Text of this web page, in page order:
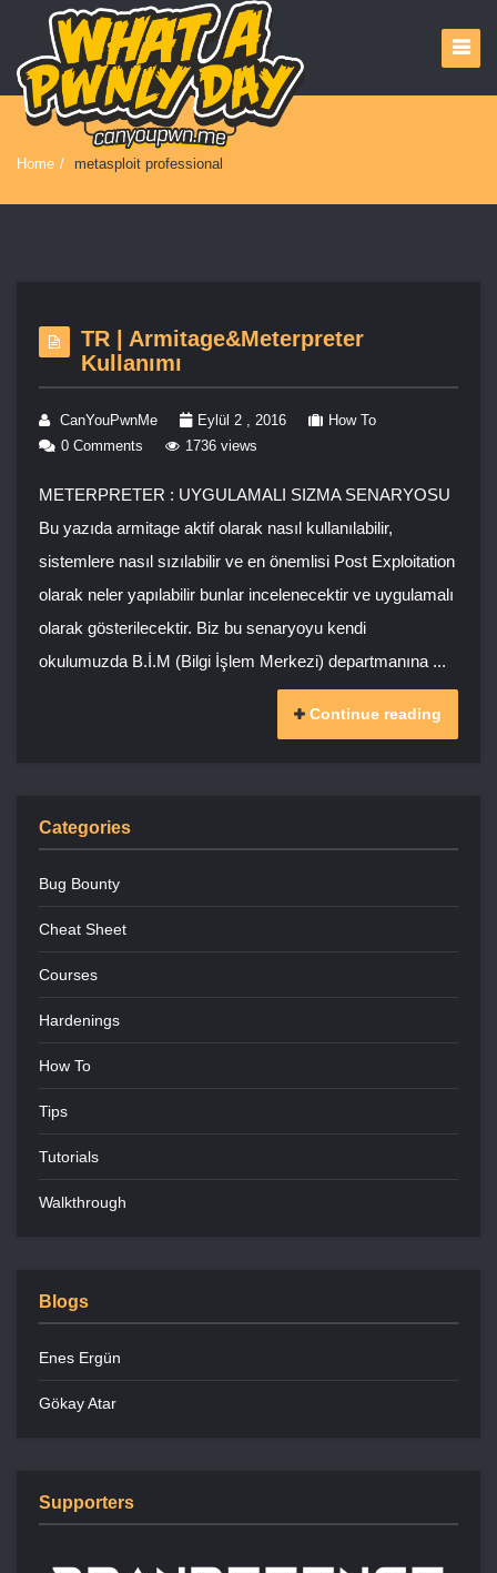
Home / metasploit professional
TR | Armitage&Meterpreter
Kullanımı
CanYouPwnMe Eylül 2 , 2016
How To
0 Comments
1736 views
METERPRETER : UYGULAMALI SIZMA SENARYOSU
Bu yazıda armitage aktif olarak nasıl kullanılabilir,
sistemlere nasıl sızılabilir ve en önemlisi Post Exploitation
olarak neler yapılabilir bunlar incelenecektir ve uygulamalı
olarak gösterilecektir. Biz bu senaryoyu kendi
okulumuzda B.İ.M (Bilgi İşlem Merkezi) departmanına ...
Continue reading
Categories
Bug Bounty
Cheat Sheet
Courses
Hardenings
How To
Tips
Tutorials
Walkthrough
Blogs
Enes Ergün
Gökay Atar
Supporters